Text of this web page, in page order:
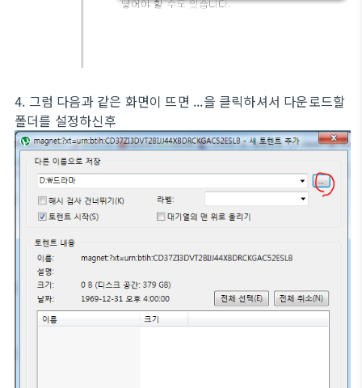
4. 그럼 다음과 같은 화면이 뜨면 ...을 클릭하셔서 다운로드할
폴더를 설정하신후